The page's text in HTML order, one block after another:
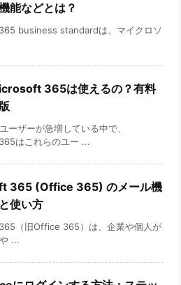
能などとは？
business standardは、マイクロソ
365は使えるの？有料
ーザーが急増している中で、
はこれらのユー ...
365 (Office 365) のメール機
使い方
（旧Office 365）は、企業や個人が
...